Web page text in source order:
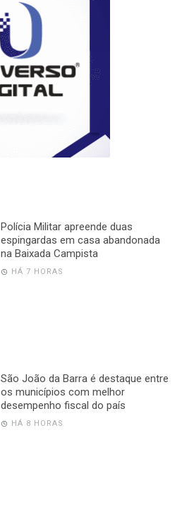
Polícia Militar apreende duas
espingardas em casa abandonada
na Baixada Campista
HÁ 7 HORAS
São João da Barra é destaque entre
os municípios com melhor
desempenho fiscal do país
HÁ 8 HORAS